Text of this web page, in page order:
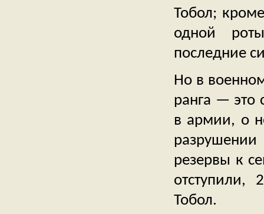
Тобол;
одной
последние
Но в
ранга — это
в армии, о
резервы к
отступили,
Тобол.